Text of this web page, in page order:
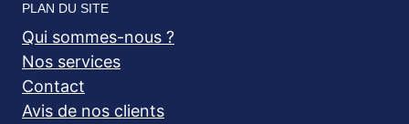
PLAN DU SITE
Qui sommes-nous ?
Nos services
Contact
Avis de nos clients